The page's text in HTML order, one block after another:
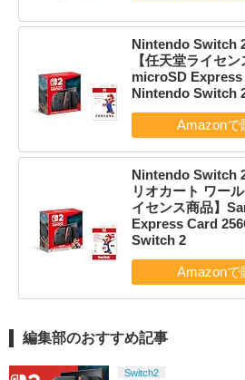
Nintendo Switch
【任天堂ライセ
microSD
Nintendo Switch
Nintendo Switch
リオカート ワー
イセンス商品】
Express Card
Switch 2
編集部のおすすめ記事
Switch2